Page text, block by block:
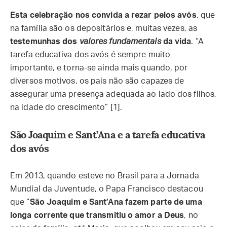
Esta celebração nos convida a rezar pelos avós, que
na família são os depositários e, muitas vezes, as
testemunhas dos valores fundamentaisda vida. “A
tarefa educativa dos avós é sempre muito
importante, e torna-se ainda mais quando, por
diversos motivos, os pais não são capazes de
assegurar uma presença adequada ao lado dos filhos,
na idade do crescimento” [1].
São Joaquim e Sant’Ana e a tarefa educativa
dos avós
Em 2013, quando esteve no Brasil para a Jornada
Mundial da Juventude, o Papa Francisco destacou
que “São Joaquim e Sant’Ana fazem parte de uma
longa corrente que transmitiu o amor a Deus, no